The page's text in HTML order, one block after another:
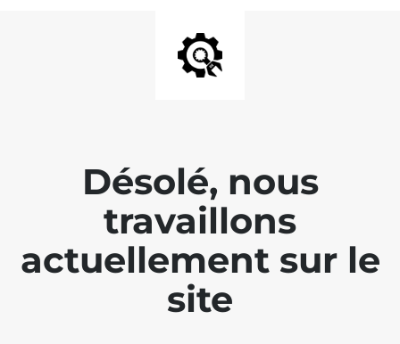
Désolé, nous
travaillons
actuellement sur le
site